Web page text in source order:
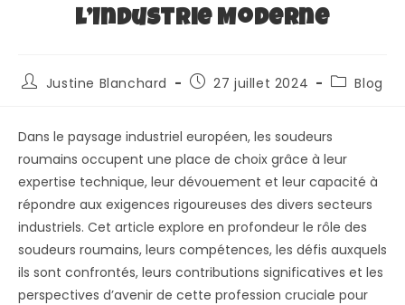
l’Industrie Moderne
Justine Blanchard 27 juillet 2024 Blog
Dans le paysage industriel européen, les soudeurs
roumains occupent une place de choix grâce à leur
expertise technique, leur dévouement et leur capacité à
répondre aux exigences rigoureuses des divers secteurs
industriels. Cet article explore en profondeur le rôle des
soudeurs roumains, leurs compétences, les défis auxquels
ils sont confrontés, leurs contributions significatives et les
perspectives d’avenir de cette profession cruciale pour